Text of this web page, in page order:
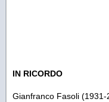
IN RICORDO
Gianfranco Fasoli (1931-